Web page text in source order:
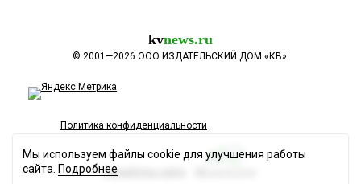
kvnews.ru
© 2001—2026 ООО ИЗДАТЕЛЬСКИЙ ДОМ «КВ».
Политика конфиденциальности
Разработка сайта
Мы используем файлы cookie для улучшения работы
сайта. Подробнее